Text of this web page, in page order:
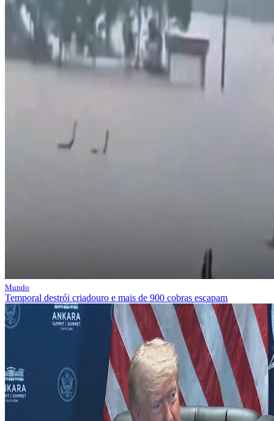
Mundo
Temporal destrói criadouro e mais de 900 cobras escapam